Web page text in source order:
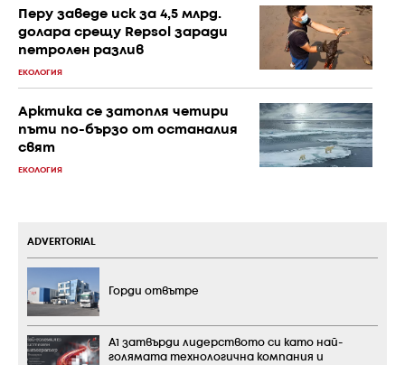
Перу заведе иск за 4,5 млрд.
долара срещу Repsol заради
петролен разлив
ЕКОЛОГИЯ
Арктика се затопля четири
пъти по-бързо от останалия
свят
ЕКОЛОГИЯ
ADVERTORIAL
Горди отвътре
А1 затвърди лидерството си като най-
голямата технологична компания и